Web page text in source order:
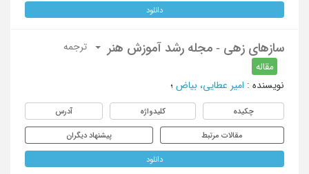
دانلود
سازهای زهی - مجله رشد آموزش هنر
مقاله
ترجمه
نویسنده : امیر عطایی، بیاض ؛
چکیده کلیدواژه آدرس
مقالات مرتبط پیشنهاد دیگران
دانلود